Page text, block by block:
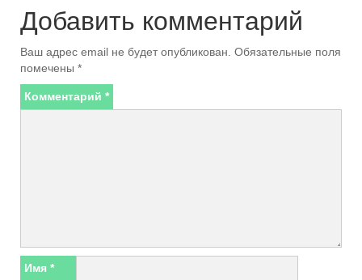
Добавить комментарий
Ваш адрес email не будет опубликован. Обязательные поля
помечены *
Комментарий *
Имя *